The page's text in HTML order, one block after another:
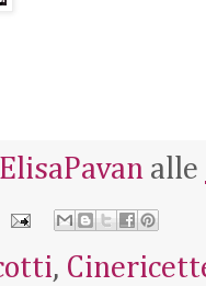
ElisaPavan alle
,